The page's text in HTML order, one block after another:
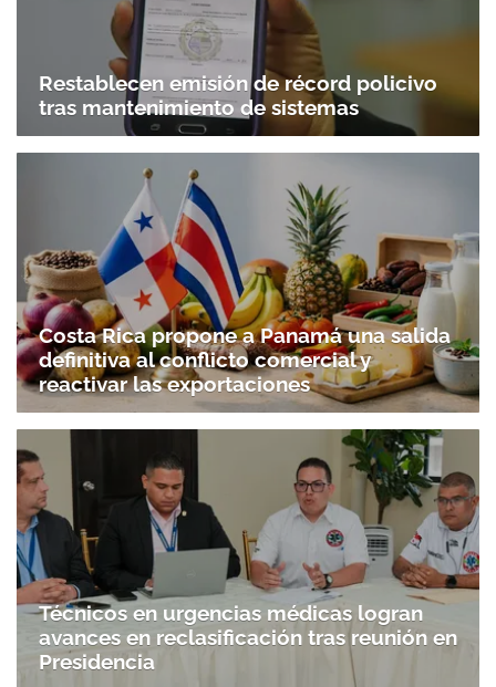
Restablecen emisión de récord policivo
tras mantenimiento de sistemas
Costa Rica propone a Panamá una salida
definitiva al conflicto comercial y
reactivar las exportaciones
Técnicos en urgencias médicas logran
avances en reclasificación tras reunión en
Presidencia